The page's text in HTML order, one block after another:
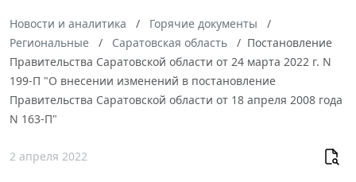
Новости и аналитика
Горячие документы
Региональные
Саратовская область
Постановление
Правительства Саратовской области от 24 марта 2022 г. N
199-П "О внесении изменений в постановление
Правительства Саратовской области от 18 апреля 2008 года
N 163-П"
2 апреля 2022